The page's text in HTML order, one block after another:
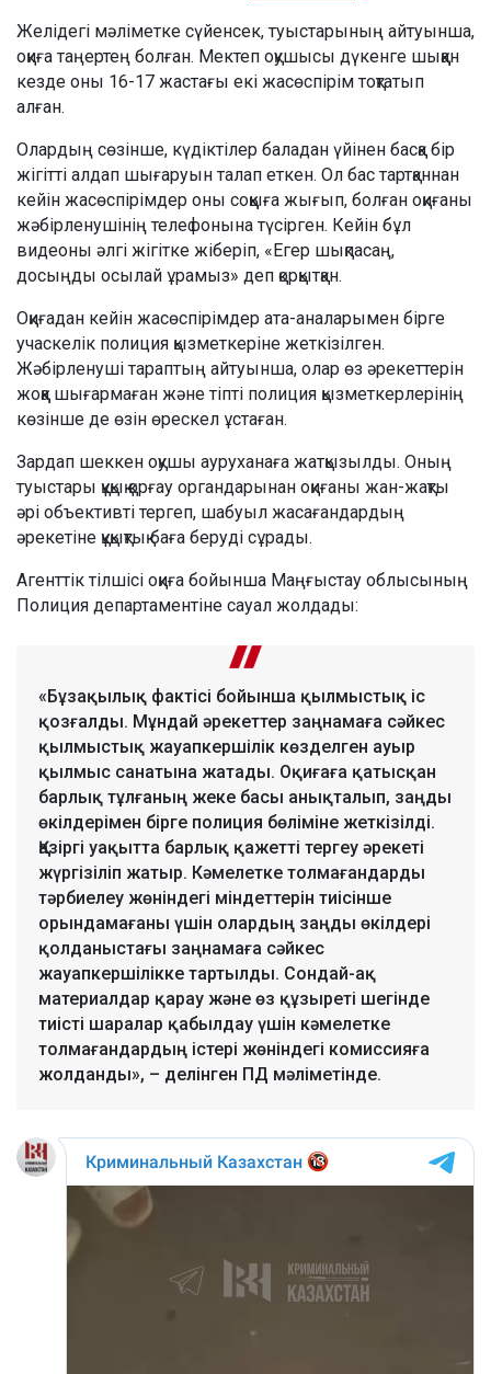
Желідегі мәліметке сүйенсек, туыстарының айтуынша,
оқиға таңертең болған. Мектеп оқушысы дүкенге шыққан
кезде оны 16-17 жастағы екі жасөспірім тоқтатып
алған.
Олардың сөзінше, күдіктілер баладан үйінен басқа бір
жігітті алдап шығаруын талап еткен. Ол бас тартқаннан
кейін жасөспірімдер оны соққыға жығып, болған оқиғаны
жәбірленушінің телефонына түсірген. Кейін бұл
видеоны әлгі жігітке жіберіп, «Егер шықпасаң,
досыңды осылай ұрамыз» деп қорқытқан.
Оқиғадан кейін жасөспірімдер ата-аналарымен бірге
учаскелік полиция қызметкеріне жеткізілген.
Жәбірленуші тараптың айтуынша, олар өз әрекеттерін
жоққа шығармаған және тіпті полиция қызметкерлерінің
көзінше де өзін өрескел ұстаған.
Зардап шеккен оқушы ауруханаға жатқызылды. Оның
туыстары құқық қорғау органдарынан оқиғаны жан-жақты
әрі объективті тергеп, шабуыл жасағандардың
әрекетіне құқықтық баға беруді сұрады.
Агенттік тілшісі оқиға бойынша Маңғыстау облысының
Полиция департаментіне сауал жолдады:
«Бұзақылық фактісі бойынша қылмыстық іс
қозғалды. Мұндай әрекеттер заңнамаға сәйкес
қылмыстық жауапкершілік көзделген ауыр
қылмыс санатына жатады. Оқиғаға қатысқан
барлық тұлғаның жеке басы анықталып, заңды
өкілдерімен бірге полиция бөліміне жеткізілді.
Қазіргі уақытта барлық қажетті тергеу әрекеті
жүргізіліп жатыр. Кәмелетке толмағандарды
тәрбиелеу жөніндегі міндеттерін тиісінше
орындамағаны үшін олардың заңды өкілдері
қолданыстағы заңнамаға сәйкес
жауапкершілікке тартылды. Сондай-ақ
материалдар қарау және өз құзыреті шегінде
тиісті шаралар қабылдау үшін кәмелетке
толмағандардың істері жөніндегі комиссияға
жолданды», – делінген ПД мәліметінде.